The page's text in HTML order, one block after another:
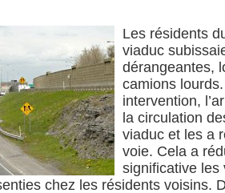
Les résidents
viaduc
dérangeantes,
camions
intervention,
la circulation
viaduc et les a
voie. Cela a
significative les
chez les résidents voisins.